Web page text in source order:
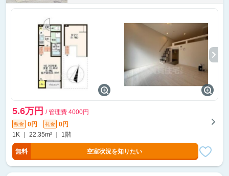
5.6万円 / 管理費 4000円
敷金 0円 礼金
0円
1K ｜ 22.35m² ｜ 1階
無料 空室状況を知りたい